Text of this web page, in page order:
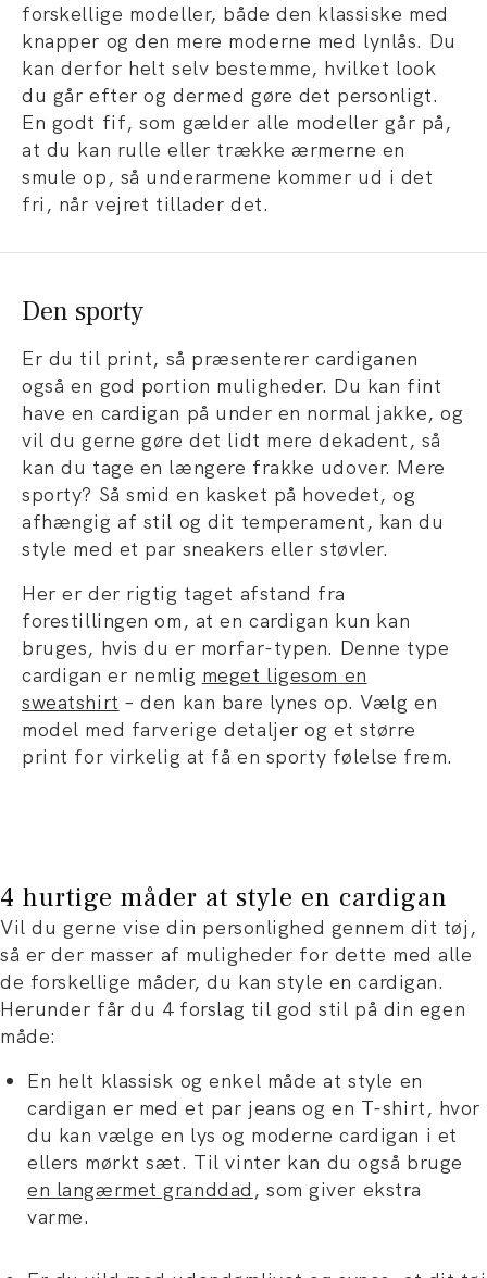
forskellige modeller, både den klassiske med
knapper og den mere moderne med lynlås. Du
kan derfor helt selv bestemme, hvilket look
du går efter og dermed gøre det personligt.
En godt fif, som gælder alle modeller går på,
at du kan rulle eller trække ærmerne en
smule op, så underarmene kommer ud i det
fri, når vejret tillader det.
Den sporty
Er du til print, så præsenterer cardiganen
også en god portion muligheder. Du kan fint
have en cardigan på under en normal jakke, og
vil du gerne gøre det lidt mere dekadent, så
kan du tage en længere frakke udover. Mere
sporty? Så smid en kasket på hovedet, og
afhængig af stil og dit temperament, kan du
style med et par sneakers eller støvler.
Her er der rigtig taget afstand fra
forestillingen om, at en cardigan kun kan
bruges, hvis du er morfar-typen. Denne type
cardigan er nemlig meget ligesom en
sweatshirt – den kan bare lynes op. Vælg en
model med farverige detaljer og et større
print for virkelig at få en sporty følelse frem.
4 hurtige måder at style en cardigan
Vil du gerne vise din personlighed gennem dit tøj,
så er der masser af muligheder for dette med alle
de forskellige måder, du kan style en cardigan.
Herunder får du 4 forslag til god stil på din egen
måde:
En helt klassisk og enkel måde at style en
cardigan er med et par jeans og en T-shirt, hvor
du kan vælge en lys og moderne cardigan i et
ellers mørkt sæt. Til vinter kan du også bruge
en langærmet granddad , som giver ekstra
varme.